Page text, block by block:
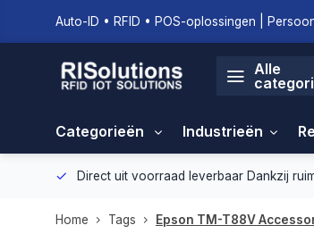
Auto-ID • RFID • POS-oplossingen |
Alle
Categorieën Industrieën
Direct uit voorraad leverbaar Dankzij
Home Tags Epson TM-T88V